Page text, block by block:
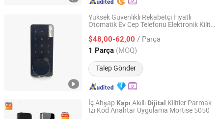
Yüksek Güvenlikli Rekabetçi Fiyatlı
Otomatik Ev Cep Telefonu Elektronik Kilit
Uygulaması Akıllı Kilit WiFi Akıllı
$48,00-62,00 / Parça
1 Parça (MOQ)
Talep Gönder
Shenzhen Nordson Electronic Co., Ltd.
Guangdong, China Fiyat 2015
İç Ahşap Kapı Akıllı Dijital Kilitler Parmak
İzi Kod Anahtar Uygulama Mortise 5050
Yongkang QianZhe Industry & Trade Co., Ltd.